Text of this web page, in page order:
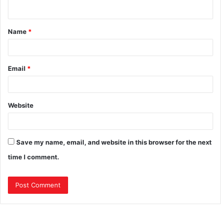
t
*
Name *
Email *
Website
Save my name, email, and website in this browser for the next
time I comment.